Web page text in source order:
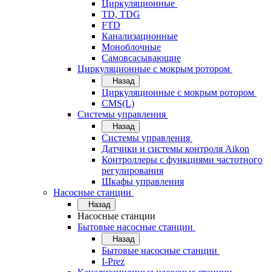
Циркуляционные
TD, TDG
FTD
Канализационные
Моноблочные
Самовсасывающие
Циркуляционные с мокрым ротором
Назад
Циркуляционные с мокрым ротором
CMS(L)
Системы управления
Назад
Системы управления
Датчики и системы контроля Aikon
Контроллеры с функциями частотного
регулирования
Шкафы управления
Насосные станции
Назад
Насосные станции
Бытовые насосные станции
Назад
Бытовые насосные станции
I-Prez